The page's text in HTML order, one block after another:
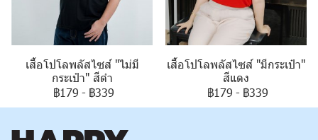
เสื้อโปโลพลัสไซส์ "ไม่มี
กระเป๋า" สีดำ
฿179 - ฿339
เสื้อโปโลพลัสไซส์ "มีกระเป๋า"
สีแดง
฿179 - ฿339